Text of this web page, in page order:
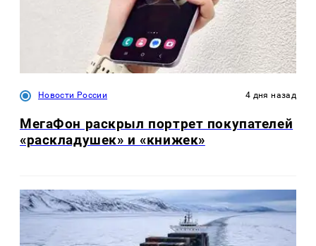
Новости России 4 дня назад
МегаФон раскрыл портрет покупателей
«раскладушек» и «книжек»